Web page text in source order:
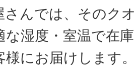
さんでは、そのク
な湿度・室温で在
様にお届けします